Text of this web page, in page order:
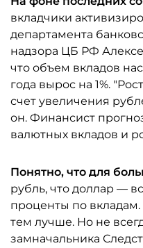
вкладчики
департамента
надзора ЦБ РФ
что объем вкладов
года вырос на 1%.
счет увеличения
он. Финансист
валютных вкладов и
Понятно, что для
рубль, что доллар —
проценты по
тем лучше. Но не
замначальника